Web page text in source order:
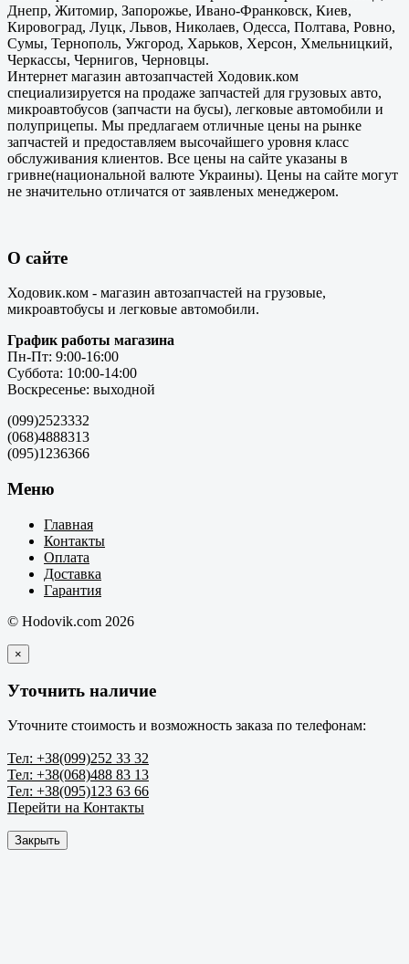
Днепр, Житомир, Запорожье, Ивано-Франковск, Киев,
Кировоград, Луцк, Львов, Николаев, Одесса, Полтава, Ровно,
Сумы, Тернополь, Ужгород, Харьков, Херсон, Хмельницкий,
Черкассы, Чернигов, Черновцы.
Интернет магазин автозапчастей Ходовик.ком
специализируется на продаже запчастей для грузовых авто,
микроавтобусов (запчасти на бусы), легковые автомобили и
полуприцепы. Мы предлагаем отличные цены на рынке
запчастей и предоставляем высочайшего уровня класс
обслуживания клиентов. Все цены на сайте указаны в
гривне(национальной валюте Украины). Цены на сайте могут
не значительно отличатся от заявленых менеджером.
О сайте
Ходовик.ком - магазин автозапчастей на грузовые,
микроавтобусы и легковые автомобили.
График работы магазина
Пн-Пт: 9:00-16:00
Суббота: 10:00-14:00
Воскресенье: выходной
(099)2523332
(068)4888313
(095)1236366
Меню
Главная
Контакты
Оплата
Доставка
Гарантия
© Hodovik.com 2026
×
Уточнить наличие
Уточните стоимость и возможность заказа по телефонам:
Тел: +38(099)252 33 32
Тел: +38(068)488 83 13
Тел: +38(095)123 63 66
Перейти на Контакты
Закрыть